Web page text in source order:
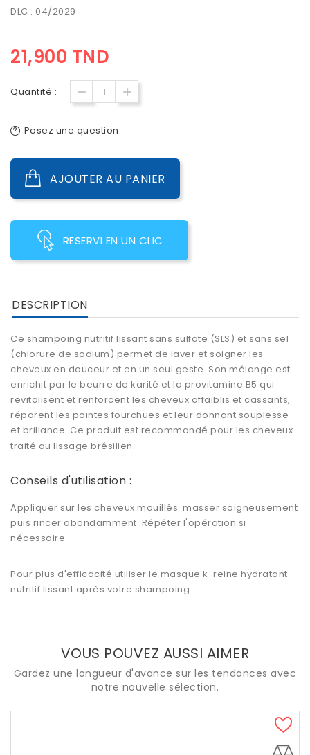
DLC : 04/2029
21,900 TND
Quantité :
Posez une question
AJOUTER AU PANIER
RESERVI EN UN CLIC
DESCRIPTION
Ce shampoing nutritif lissant sans sulfate (SLS) et sans sel
(chlorure de sodium) permet de laver et soigner les
cheveux en douceur et en un seul geste. Son mélange est
enrichit par le beurre de karité et la provitamine B5 qui
revitalisent et renforcent les cheveux affaiblis et cassants,
réparent les pointes fourchues et leur donnant souplesse
et brillance. Ce produit est recommandé pour les cheveux
traité au lissage brésilien.
Conseils d'utilisation :
Appliquer sur les cheveux mouillés. masser soigneusement
puis rincer abondamment. Répéter l'opération si
nécessaire.
Pour plus d'efficacité utiliser le masque k-reine hydratant
nutritif lissant après votre shampoing.
VOUS POUVEZ AUSSI AIMER
Gardez une longueur d'avance sur les tendances avec
notre nouvelle sélection.